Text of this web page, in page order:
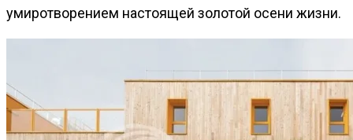
умиротворением настоящей золотой осени жизни.